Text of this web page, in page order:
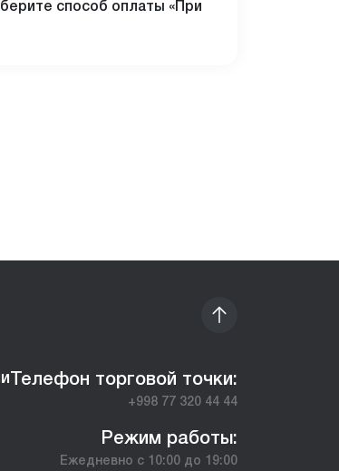
способ оплаты «При
Телефон торговой точки:
+998 77 320 44 44
Режим работы:
Ежедневно с 10:00 до 19:00